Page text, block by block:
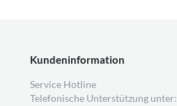
Kundeninformation
Service Hotline
Telefonische Unterstützung unter: